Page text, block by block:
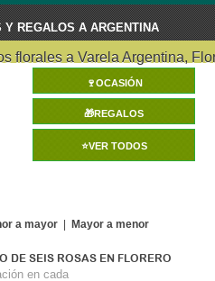
Y REGALOS A ARGENTINA
a Varela Argentina,
🍷OCASIÓN
🎁REGALOS
⭐VER TODOS
a mayor Mayor a menor
DE SEIS ROSAS EN FLORERO
en cada